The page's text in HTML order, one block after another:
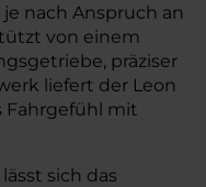
nach Anspruch an
von einem
präziser
liefert der Leon
Fahrgefühl mit
sich das